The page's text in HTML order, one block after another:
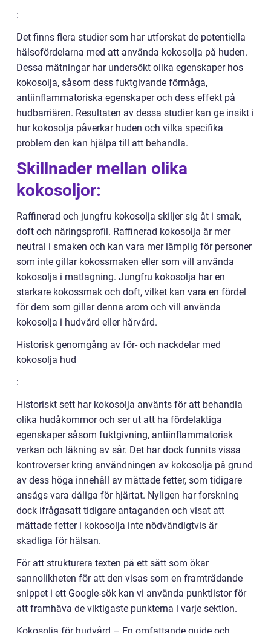
:
Det finns flera studier som har utforskat de potentiella
hälsofördelarna med att använda kokosolja på huden.
Dessa mätningar har undersökt olika egenskaper hos
kokosolja, såsom dess fuktgivande förmåga,
antiinflammatoriska egenskaper och dess effekt på
hudbarriären. Resultaten av dessa studier kan ge insikt i
hur kokosolja påverkar huden och vilka specifika
problem den kan hjälpa till att behandla.
Skillnader mellan olika
kokosoljor:
Raffinerad och jungfru kokosolja skiljer sig åt i smak,
doft och näringsprofil. Raffinerad kokosolja är mer
neutral i smaken och kan vara mer lämplig för personer
som inte gillar kokossmaken eller som vill använda
kokosolja i matlagning. Jungfru kokosolja har en
starkare kokossmak och doft, vilket kan vara en fördel
för dem som gillar denna arom och vill använda
kokosolja i hudvård eller hårvård.
Historisk genomgång av för- och nackdelar med
kokosolja hud
:
Historiskt sett har kokosolja använts för att behandla
olika hudåkommor och ser ut att ha fördelaktiga
egenskaper såsom fuktgivning, antiinflammatorisk
verkan och läkning av sår. Det har dock funnits vissa
kontroverser kring användningen av kokosolja på grund
av dess höga innehåll av mättade fetter, som tidigare
ansågs vara dåliga för hjärtat. Nyligen har forskning
dock ifrågasatt tidigare antaganden och visat att
mättade fetter i kokosolja inte nödvändigtvis är
skadliga för hälsan.
För att strukturera texten på ett sätt som ökar
sannolikheten för att den visas som en framträdande
snippet i ett Google-sök kan vi använda punktlistor för
att framhäva de viktigaste punkterna i varje sektion.